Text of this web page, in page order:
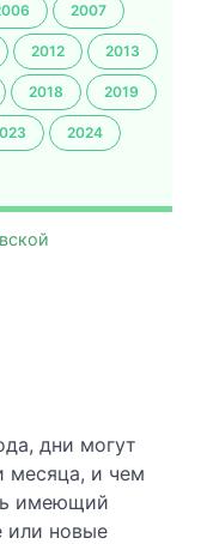
2007
2012 2013
2018 2019
2024
дни могут
месяца, и чем
имеющий
или новые